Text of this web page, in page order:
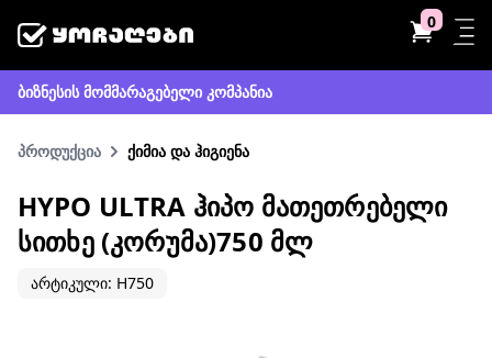
0
ბიზნესის მომმარაგებელი კომპანია
პროდუქცია ქიმია და ჰიგიენა
HYPO ULTRA ᲰᲘᲞᲝ ᲛᲐᲗᲔᲗᲠᲔᲑᲔᲚᲘ
ᲡᲘᲗᲮᲔ (ᲙᲝᲠᲣᲛᲐ)750 ᲛᲚ
არტიკული: H750